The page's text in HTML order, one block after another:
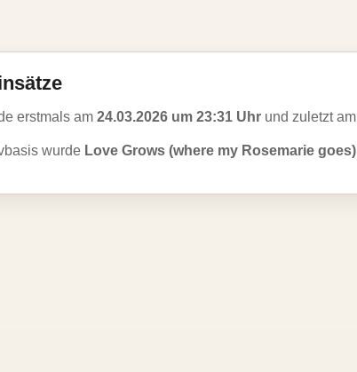
erstmals am 24.03.2026 um 23:31 Uhr und zuletzt am
wurde Love Grows (where my Rosemarie goes)